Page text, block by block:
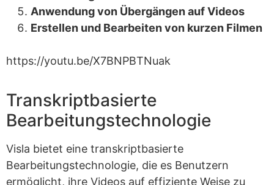
Anwendung von Übergängen auf Videos
Erstellen und Bearbeiten von kurzen Filmen
https://youtu.be/X7BNPBTNuak
Transkriptbasierte
Bearbeitungstechnologie
Visla bietet eine transkriptbasierte
Bearbeitungstechnologie, die es Benutzern
ermöglicht, ihre Videos auf effiziente Weise zu